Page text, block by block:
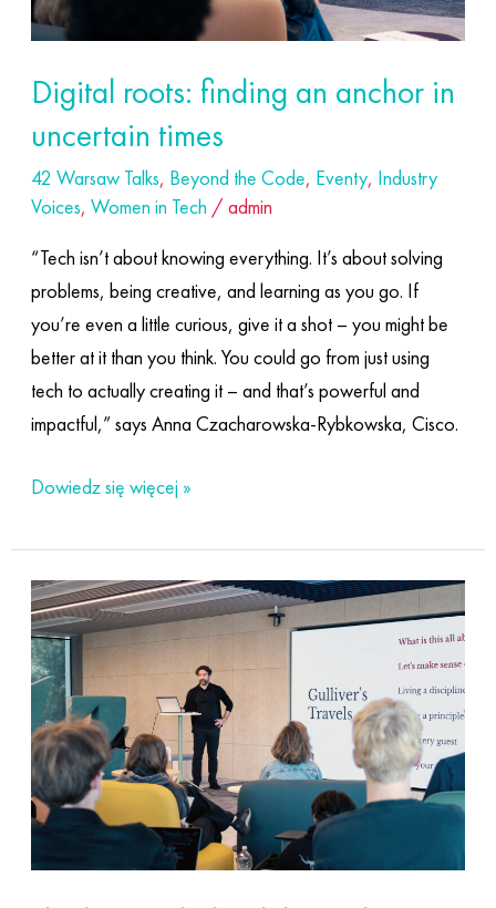
Digital roots: finding an anchor in
uncertain times
42 Warsaw Talks, Beyond the Code, Eventy, Industry
Voices, Women in Tech /admin
“Tech isn’t about knowing everything. It’s about solving
problems, being creative, and learning as you go. If
you’re even a little curious, give it a shot – you might be
better at it than you think. You could go from just using
tech to actually creating it – and that’s powerful and
impactful,” says Anna Czacharowska-Rybkowska, Cisco.
Dowiedz się więcej »
The
beauty
behind
the
code